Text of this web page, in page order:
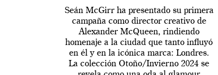
Seán McGirr ha presentado su primera
campaña como director creativo de
Alexander McQueen, rindiendo
homenaje a la ciudad que tanto influyó
en él y en la icónica marca: Londres.
La colección Otoño/Invierno 2024 se